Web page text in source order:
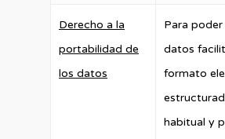
Derecho a la
portabilidad de
los datos
Para
datos
formato
habitual y